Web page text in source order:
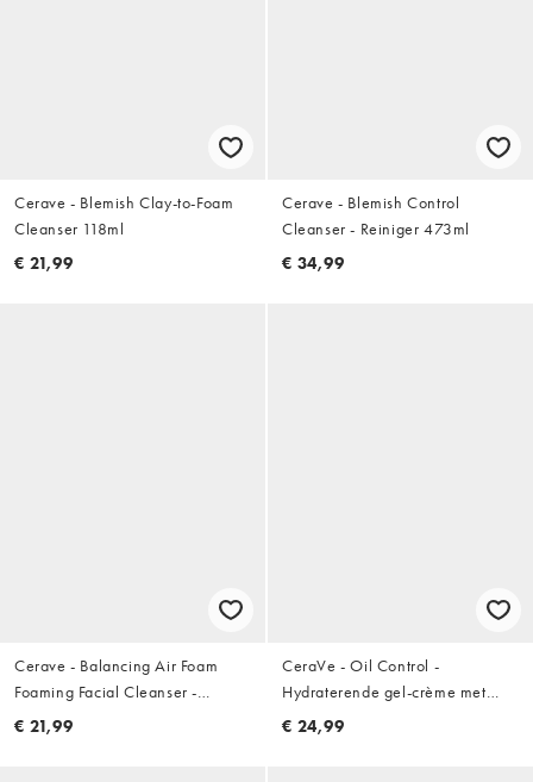
Cerave - Blemish Clay-to-Foam
Cleanser 118ml
€ 21,99
Cerave - Blemish Control
Cleanser - Reiniger 473ml
€ 34,99
Cerave - Balancing Air Foam
Foaming Facial Cleanser -
Gezichtsreiniger 148ml
€ 21,99
CeraVe - Oil Control -
Hydraterende gel-crème met
olie: 52ml
€ 24,99